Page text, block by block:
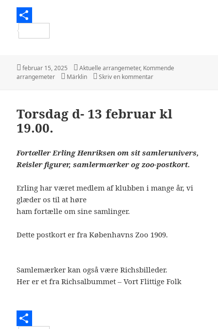
r
Udgivet
i
februar 15, 2025 Kategorier
Aktuelle arrangemeter, Kommende
arrangemeter
Tags
Märklin Skriv en kommentartil Torsdag d. 13. marts
Torsdag d- 13 februar kl
19.00.
Fortæller Erling Henriksen om sit samlerunivers,
Reisler figurer, samlermærker og zoo-postkort.
Erling har været medlem af klubben i mange år, vi
glæder os til at høre
ham fortælle om sine samlinger.
Dette postkort er fra Københavns Zoo 1909.
Samlemærker kan også være Richsbilleder.
Her er et fra Richsalbummet – Vort Flittige Folk